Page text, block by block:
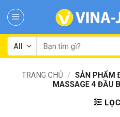
Tìm
kiếm:
TRANG CHỦ / SẢN PHẨM
MASSAGE 4 ĐẦU
LỌC